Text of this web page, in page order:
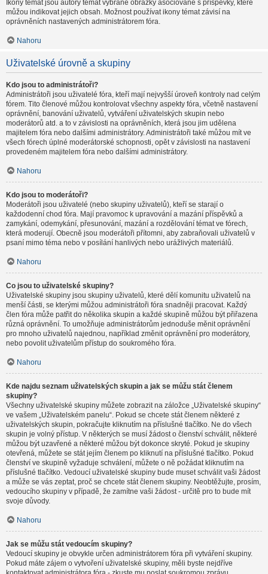
Ikony témat jsou autory témat vybrané obrázky asociované s příspěvky, které
můžou indikovat jejich obsah. Možnost používat ikony témat závisí na
oprávněních nastavených administrátorem fóra.
Nahoru
Uživatelské úrovně a skupiny
Kdo jsou to administrátoři?
Administrátoři jsou uživatelé fóra, kteří mají nejvyšší úroveň kontroly nad celým
fórem. Tito členové můžou kontrolovat všechny aspekty fóra, včetně nastavení
oprávnění, banování uživatelů, vytváření uživatelských skupin nebo
moderátorů atd. a to v závislosti na oprávněních, která jsou jim udělena
majitelem fóra nebo dalšími administrátory. Administrátoři také můžou mít ve
všech fórech úplné moderátorské schopnosti, opět v závislosti na nastavení
provedeném majitelem fóra nebo dalšími administrátory.
Nahoru
Kdo jsou to moderátoři?
Moderátoři jsou uživatelé (nebo skupiny uživatelů), kteří se starají o
každodenní chod fóra. Mají pravomoc k upravování a mazání příspěvků a
zamykání, odemykání, přesunování, mazání a rozdělování témat ve fórech,
která moderují. Obecně jsou moderátoři přítomni, aby zabraňovali uživatelů v
psaní mimo téma nebo v posílání hanlivých nebo urážlivých materiálů.
Nahoru
Co jsou to uživatelské skupiny?
Uživatelské skupiny jsou skupiny uživatelů, které dělí komunitu uživatelů na
menší části, se kterými můžou administrátoři fóra snadněji pracovat. Každý
člen fóra může patřit do několika skupin a každé skupině můžou být přiřazena
různá oprávnění. To umožňuje administrátorům jednoduše měnit oprávnění
pro mnoho uživatelů najednou, například změnit oprávnění pro moderátory,
nebo povolit uživatelům přístup do soukromého fóra.
Nahoru
Kde najdu seznam uživatelských skupin a jak se můžu stát členem
skupiny?
Všechny uživatelské skupiny můžete zobrazit na záložce „Uživatelské skupiny“
ve vašem „Uživatelském panelu“. Pokud se chcete stát členem některé z
uživatelských skupin, pokračujte kliknutím na příslušné tlačítko. Ne do všech
skupin je volný přístup. V některých se musí žádost o členství schválit, některé
můžou být uzavřené a některé můžou být dokonce skryté. Pokud je skupiny
otevřená, můžete se stát jejím členem po kliknutí na příslušné tlačítko. Pokud
členství ve skupině vyžaduje schválení, můžete o ně požádat kliknutím na
příslušné tlačítko. Vedoucí uživatelské skupiny bude muset schválit vaši žádost
a může se vás zeptat, proč se chcete stát členem skupiny. Neobtěžujte, prosím,
vedoucího skupiny v případě, že zamítne vaši žádost - určitě pro to bude mít
svoje důvody.
Nahoru
Jak se můžu stát vedoucím skupiny?
Vedoucí skupiny je obvykle určen administrátorem fóra při vytváření skupiny.
Pokud máte zájem o vytvoření uživatelské skupiny, měli byste nejdříve